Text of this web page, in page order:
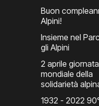
Buon
Alpini!
Insieme nel
gli Alpini
2 aprile giornata
mondiale della
solidarietà
1932 - 2022